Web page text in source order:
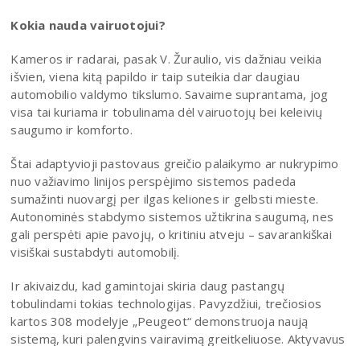
Kokia nauda vairuotojui?
Kameros ir radarai, pasak V. Žuraulio, vis dažniau veikia
išvien, viena kitą papildo ir taip suteikia dar daugiau
automobilio valdymo tikslumo. Savaime suprantama, jog
visa tai kuriama ir tobulinama dėl vairuotojų bei keleivių
saugumo ir komforto.
Štai adaptyvioji pastovaus greičio palaikymo ar nukrypimo
nuo važiavimo linijos perspėjimo sistemos padeda
sumažinti nuovargį per ilgas keliones ir gelbsti mieste.
Autonominės stabdymo sistemos užtikrina saugumą, nes
gali perspėti apie pavojų, o kritiniu atveju – savarankiškai
visiškai sustabdyti automobilį.
Ir akivaizdu, kad gamintojai skiria daug pastangų
tobulindami tokias technologijas. Pavyzdžiui, trečiosios
kartos 308 modelyje „Peugeot“ demonstruoja naują
sistemą, kuri palengvins vairavimą greitkeliuose. Aktyvavus